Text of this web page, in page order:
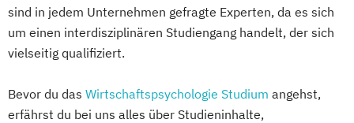
sind in jedem Unternehmen gefragte Experten, da es sich
um einen interdisziplinären Studiengang handelt, der sich
vielseitig qualifiziert.
Bevor du das Wirtschaftspsychologie Studium angehst,
erfährst du bei uns alles über Studieninhalte,